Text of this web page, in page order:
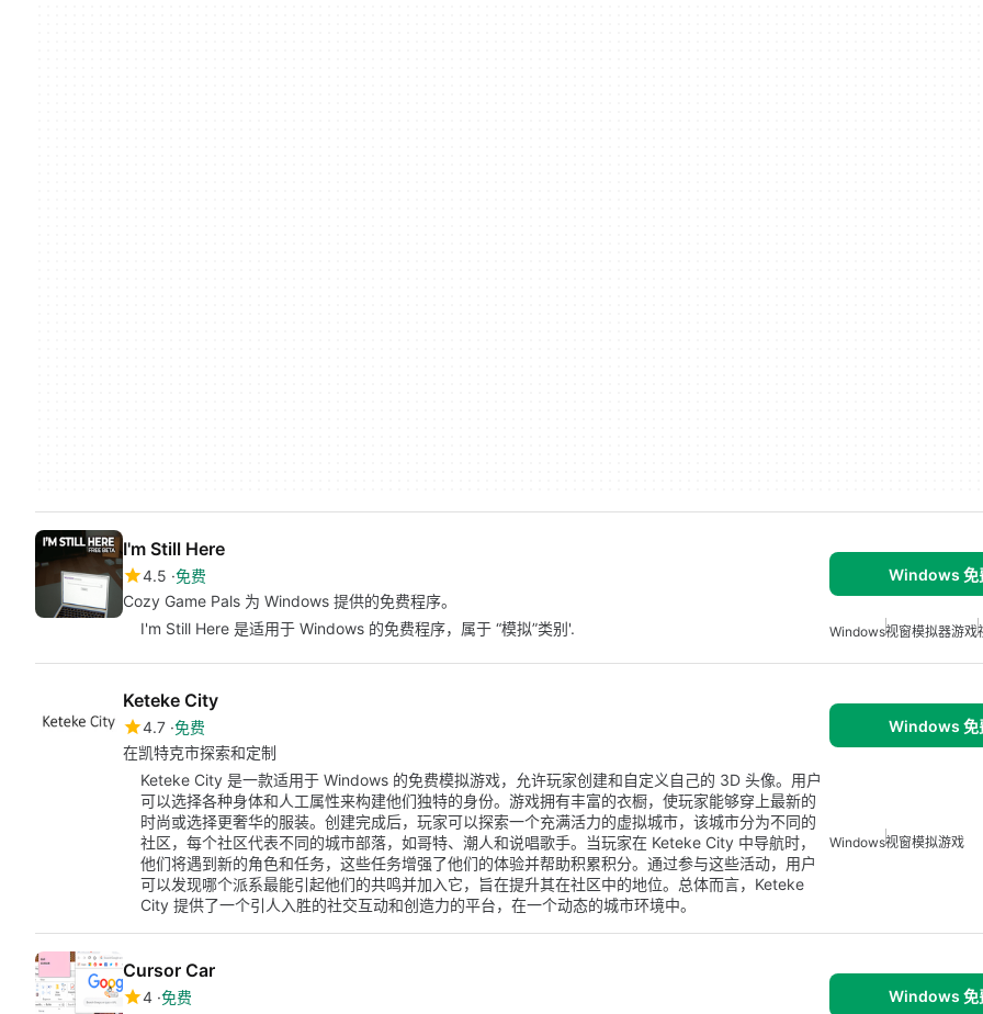
I'm Still Here
4.5 免费
Cozy Game Pals 为 Windows 提供的免费程序。
Windows 免
I'm Still Here 是适用于 Windows 的免费程序，属于 “模拟”类别'. Windows视窗模拟器游戏
Keteke City
4.7 免费
在凯特克市探索和定制
Windows 免
Keteke City 是一款适用于 Windows 的免费模拟游戏，允许玩家创建和自定义自己的 3D 头像。用户
可以选择各种身体和人工属性来构建他们独特的身份。游戏拥有丰富的衣橱，使玩家能够穿上最新的
时尚或选择更奢华的服装。创建完成后，玩家可以探索一个充满活力的虚拟城市，该城市分为不同的
社区，每个社区代表不同的城市部落，如哥特、潮人和说唱歌手。当玩家在 Keteke City 中导航时，
他们将遇到新的角色和任务，这些任务增强了他们的体验并帮助积累积分。通过参与这些活动，用户
可以发现哪个派系最能引起他们的共鸣并加入它，旨在提升其在社区中的地位。总体而言，Keteke
City 提供了一个引人入胜的社交互动和创造力的平台，在一个动态的城市环境中。
Windows视窗模拟游戏
Cursor Car
4 免费
Windows 免